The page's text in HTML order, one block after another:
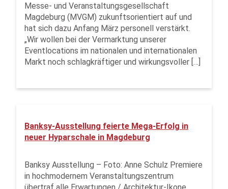
Messe- und Veranstaltungsgesellschaft
Magdeburg (MVGM) zukunftsorientiert auf und
hat sich dazu Anfang März personell verstärkt.
„Wir wollen bei der Vermarktung unserer
Eventlocations im nationalen und internationalen
Markt noch schlagkräftiger und wirkungsvoller […]
Banksy-Ausstellung feierte Mega-Erfolg in
neuer Hyparschale in Magdeburg
Banksy Ausstellung – Foto: Anne Schulz Premiere
in hochmodernem Veranstaltungszentrum